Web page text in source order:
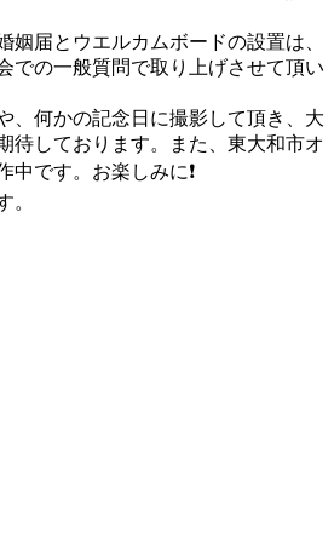
姻届とウエルカムボードの設置は、
での一般質問で取り上げさせて頂い
、何かの記念日に撮影して頂き、大
待しております。また、東大和市オ
中です。お楽しみに❗️
。